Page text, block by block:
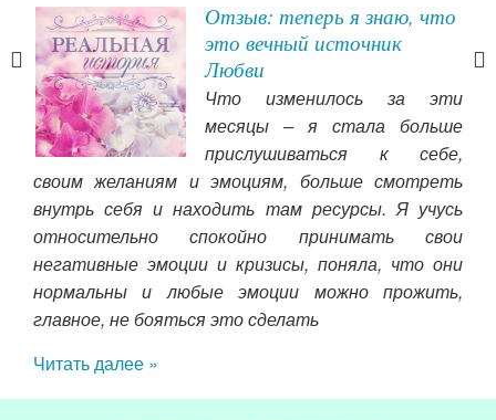
Отзыв: теперь я знаю, что
это вечный источник
Любви
Что изменилось за эти
месяцы – я стала больше
прислушиваться к себе,
своим желаниям и эмоциям, больше смотреть
внутрь себя и находить там ресурсы. Я учусь
относительно спокойно принимать свои
негативные эмоции и кризисы, поняла, что они
нормальны и любые эмоции можно прожить,
главное, не бояться это сделать
Читать далее »